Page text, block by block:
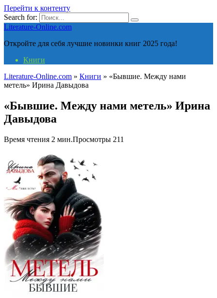
Перейти к контенту
Search for:
Literature-Online.com
Откройте для себя лучшие новинки книг 2025 года!
Книги
Literature-Online.com » Книги » «Бывшие. Между нами
метель» Ирина Давыдова
«Бывшие. Между нами метель» Ирина
Давыдова
Время чтения 2 мин.Просмотры 211